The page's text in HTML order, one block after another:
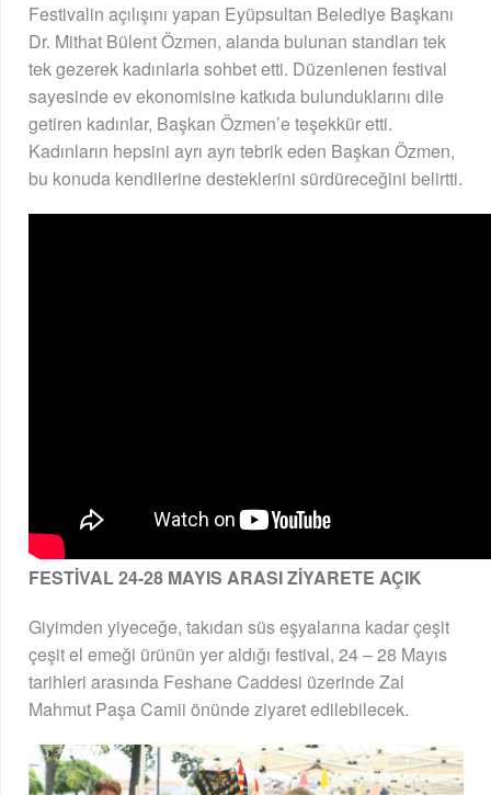
Festivalin açılışını yapan Eyüpsultan Belediye Başkanı
Dr. Mithat Bülent Özmen, alanda bulunan standları tek
tek gezerek kadınlarla sohbet etti. Düzenlenen festival
sayesinde ev ekonomisine katkıda bulunduklarını dile
getiren kadınlar, Başkan Özmen’e teşekkür etti.
Kadınların hepsini ayrı ayrı tebrik eden Başkan Özmen,
bu konuda kendilerine desteklerini sürdüreceğini belirtti.
FESTİVAL 24-28 MAYIS ARASI ZİYARETE AÇIK
Giyimden yiyeceğe, takıdan süs eşyalarına kadar çeşit
çeşit el emeği ürünün yer aldığı festival, 24 – 28 Mayıs
tarihleri arasında Feshane Caddesi üzerinde Zal
Mahmut Paşa Camii önünde ziyaret edilebilecek.